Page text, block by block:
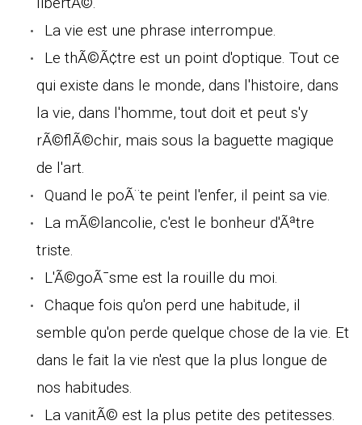
La vie est une phrase interrompue.
Le thÃ©Ã¢tre est un point d'optique. Tout ce
qui existe dans le monde, dans l'histoire, dans
la vie, dans l'homme, tout doit et peut s'y
rÃ©flÃ©chir, mais sous la baguette magique
de l'art.
Quand le poÃ¨te peint l'enfer, il peint sa vie.
La mÃ©lancolie, c'est le bonheur d'Ãªtre
triste.
L'Ã©goÃ¯sme est la rouille du moi.
Chaque fois qu'on perd une habitude, il
semble qu'on perde quelque chose de la vie. Et
dans le fait la vie n'est que la plus longue de
nos habitudes.
La vanitÃ© est la plus petite des petitesses.